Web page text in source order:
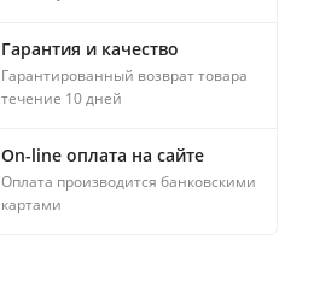
Гарантия и качество
Гарантированный возврат товара
течение 10 дней
On-line оплата на сайте
Оплата производится банковскими
картами